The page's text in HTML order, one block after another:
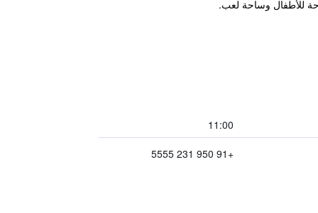
11:00
+91 950 231 5555